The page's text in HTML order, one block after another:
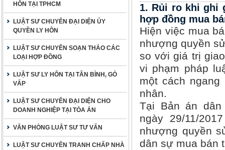
HÔN TẠI TPHCM
LUẬT SƯ CHUYÊN ĐẠI DIỆN ỦY
QUYỀN LY HÔN
LUẬT SƯ CHUYÊN SOẠN THẢO CÁC
LOẠI HỢP ĐỒNG
LUẬT SƯ LY HÔN TẠI TÂN BÌNH, GÒ
VẤP
LUẬT SƯ CHUYÊN ĐẠI DIỆN CHO
DOANH NGHIỆP TẠI TÒA ÁN
VĂN PHÒNG LUẬT SƯ TƯ VẤN
LUẬT SƯ CHUYÊN TRANH CHẤP NHÀ
1. Rủi ro khi ghi
hợp đồng mua
Hiện việc mua
nhượng quyền
so với giá trị
vi phạm pháp
một cách
nhân.
Tại Bản án dân
ngày 29/11/
nhượng quyền
dân sự mua bán